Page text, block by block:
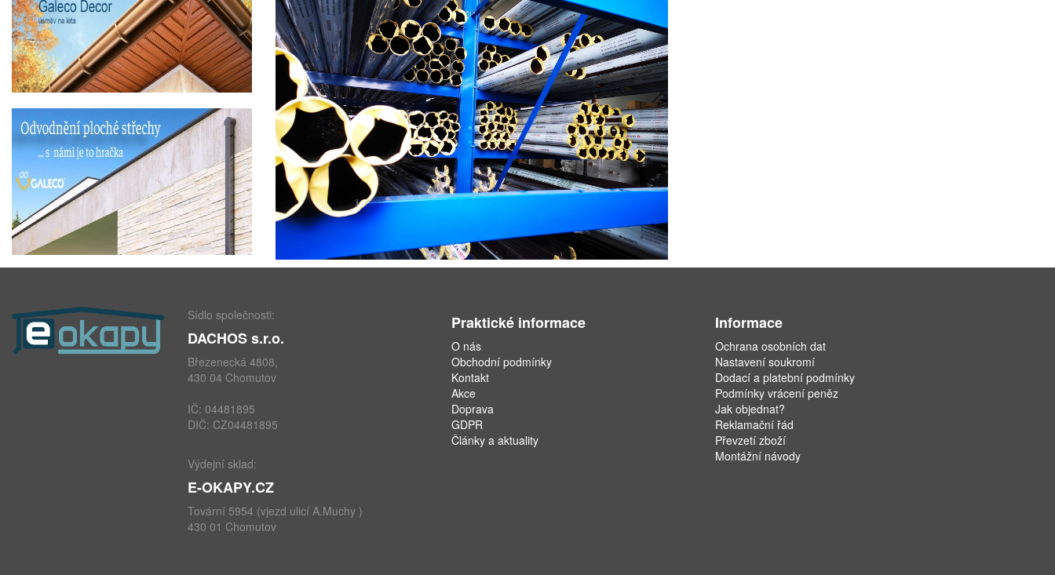
Sídlo společnosti:
DACHOS s.r.o.
Březenecká 4808,
430 04 Chomutov
IČ: 04481895
DIČ: CZ04481895
Výdejní sklad:
E-OKAPY.CZ
Tovární 5954 (vjezd ulicí A.Muchy )
430 01 Chomutov
Praktické informace
O nás
Obchodní podmínky
Kontakt
Akce
Doprava
GDPR
Články a aktuality
Informace
Ochrana osobních dat
Nastavení soukromí
Dodací a platební podmínky
Podmínky vrácení peněz
Jak objednat?
Reklamační řád
Převzetí zboží
Montážní návody